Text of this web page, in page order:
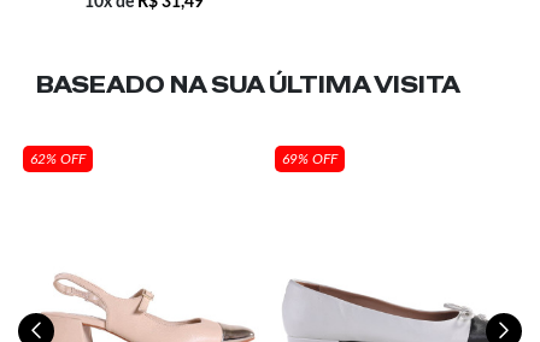
BASEADO NA SUAÚLTIMA VISITA
62% OFF 69% OFF